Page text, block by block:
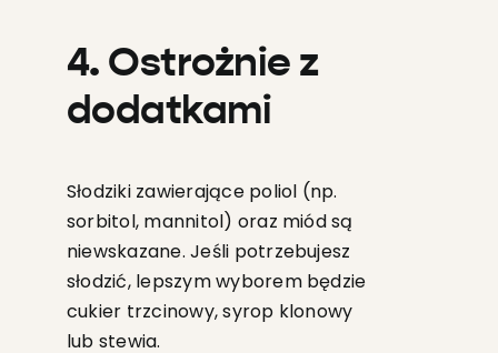
4. Ostrożnie z
dodatkami
Słodziki zawierające poliol (np.
sorbitol, mannitol) oraz miód są
niewskazane. Jeśli potrzebujesz
słodzić, lepszym wyborem będzie
cukier trzcinowy, syrop klonowy
lub stewia.